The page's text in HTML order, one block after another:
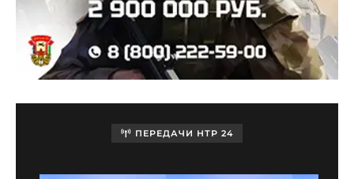
ПЕРЕДАЧИ НТР 24